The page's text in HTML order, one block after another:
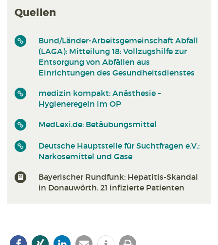
Quellen
Bund/Länder-Arbeitsgemeinschaft Abfall
(LAGA): Mitteilung 18: Vollzugshilfe zur
Entsorgung von Abfällen aus
Einrichtungen des Gesundheitsdienstes
medizin kompakt: Anästhesie –
Hygieneregeln im OP
MedLexi.de: Betäubungsmittel
Deutsche Hauptstelle für Suchtfragen e.V.:
Narkosemittel und Gase
Bayerischer Rundfunk: Hepatitis-Skandal
in Donauwörth. 21 infizierte Patienten